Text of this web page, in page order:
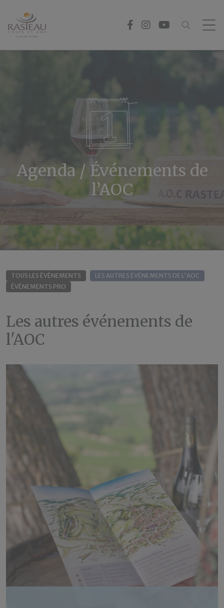
Agenda / Événements de
l’AOC
TOUS LES ÉVÈNEMENTS
LES AUTRES ÉVÉNEMENTS DE L'AOC
ÉVÈNEMENTS PRO
Les autres événements de
l'AOC